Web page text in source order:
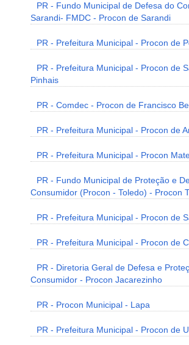
PR - Fundo Municipal de Defesa do
Sarandi- FMDC - Procon de Sarandi
PR - Prefeitura Municipal - Procon de
PR - Prefeitura Municipal - Procon de
Pinhais
PR - Comdec - Procon de Francisco
PR - Prefeitura Municipal - Procon de
PR - Prefeitura Municipal - Procon
PR - Fundo Municipal de Proteção e
Consumidor (Procon - Toledo) - Procon
PR - Prefeitura Municipal - Procon de
PR - Prefeitura Municipal - Procon de
PR - Diretoria Geral de Defesa e
Consumidor - Procon Jacarezinho
PR - Procon Municipal - Lapa
PR - Prefeitura Municipal - Procon de